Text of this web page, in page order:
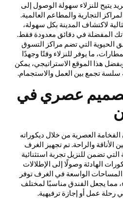
يتيح للنزلاء سهولة الوصول إلى
التجارية والمطاعم العالمية.
لاكتشاف المدينة بكل سهولة،
المفضلة في دقائق معدودة فقط.
الحيوية التي تضم مراكز التسوق
ما يوفر للنزلاء وقتًا وجهدًا
وبفضل هذا الموقع الاستراتيجي، يمكن
سلسة تجمع بين العمل والاستجمام.
عصري في
العصرية من خلال ديكوراته
الأناقة والراحة. تم تجهيز الغرف
تضمن للنزيل تجربة استثنائية
الهادئة وصولًا إلى الإطلالات
الواسعة في الغرف توفر
مما يجعل الفندق مناسبًا لمختلف
رحلة عمل أو إجازة ترفيهية.